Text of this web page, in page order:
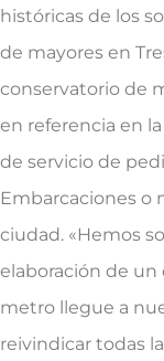
históricas de los
de mayores en
conservatorio de
en referencia en
de servicio de
Embarcaciones o
ciudad. «Hemos
elaboración de un
metro llegue a
reivindicar todas